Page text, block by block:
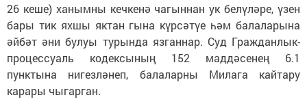
26 кеше) ханымны кечкенә чагыннан ук белүләре, үзен
бары тик яхшы яктан гына күрсәтүе һәм балаларына
әйбәт әни булуы турында язганнар. Суд Гражданлык-
процессуаль кодексының 152 маддәсенең 6.1
пунктына нигезләнеп, балаларны Милага кайтару
карары чыгарган.